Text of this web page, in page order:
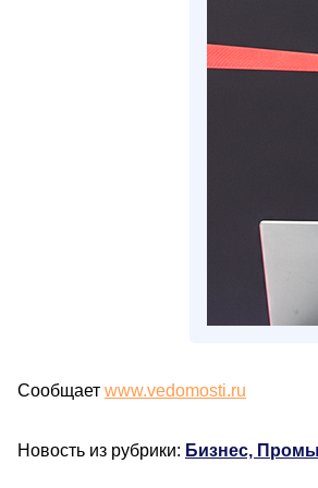
Сообщает www.vedomosti.ru
Новость из рубрики: Бизнес,